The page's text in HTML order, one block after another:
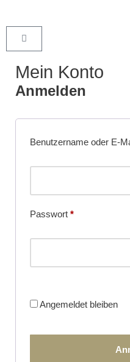
Mein Konto
Anmelden
Benutzername oder E-
Passwort *
Angemeldet bleiben